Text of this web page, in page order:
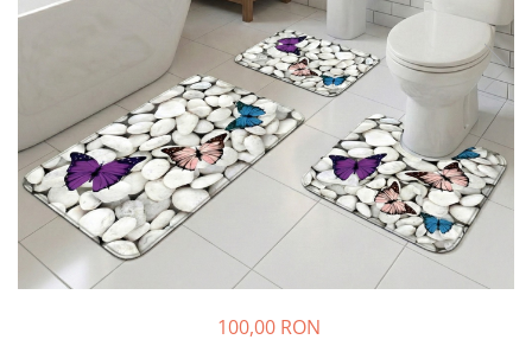
Huse de protecție
Huse de protectie pat finet
Huse de protecție scaun
Prosoape
Prosoape de baie
Electrocasnice
Cântare electronice
100,00 RON